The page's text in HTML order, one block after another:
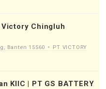
Victory Chingluh
Banten 15560
PT VICTORY
KIIC | PT GS BATTERY